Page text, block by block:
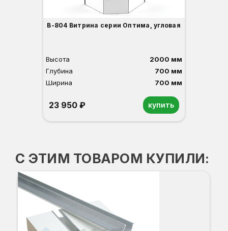
В-804 Витрина серии Оптима, угловая
Высота
2000 мм
Глубина
700 мм
Ширина
700 мм
23 950 ₽ купить
С ЭТИМ ТОВАРОМ КУПИЛИ: